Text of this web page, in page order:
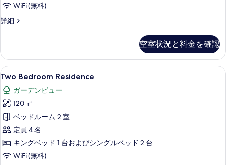
す
べ
写
真
を
表
示
す
る
WiFi (無料)
詳細
ヴ
Bedroom
Suite
Villa)
詳
細
空室状況と料金を確認
Two
Bedroom
Residence
の
す
べ
て
の
Two Bedroom Residence | 高級寝具
6
Two Bedroom Residence
ガーデンビュー
120 ㎡
ベッドルーム 2 室
定員 4 名
キングベッド 1 台およびシングルベッド 2 台
WiFi (無料)